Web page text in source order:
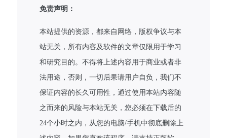
免责声明：
本站提供的资源，都来自网络，版权争议与本
站无关，所有内容及软件的文章仅限用于学习
和研究目的。不得将上述内容用于商业或者非
法用途，否则，一切后果请用户自负，我们不
保证内容的长久可用性，通过使用本站内容随
之而来的风险与本站无关，您必须在下载后的
24个小时之内，从您的电脑/手机中彻底删除上